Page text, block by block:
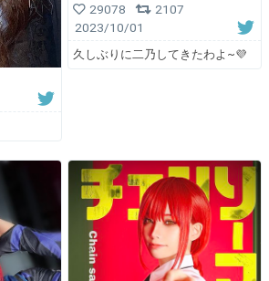
29078
2107
2023/10/01
久しぶりに二乃してきたわよ~💜